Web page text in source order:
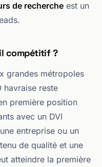
de recherche est un
il compétitif ?
grandes métropoles
havraise reste
première position
avec un DVI
entreprise ou un
de qualité et une
atteindre la première